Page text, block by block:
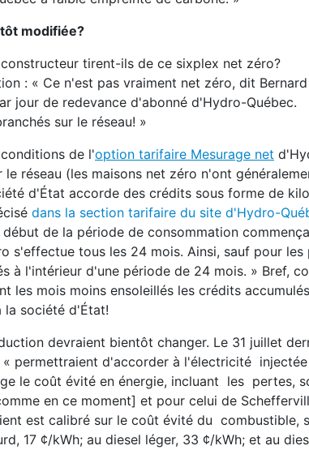
modifiée?
tirent-ils de ce sixplex net zéro?
: « Ce n'est pas vraiment net zéro, dit Bernard
jour de redevance d'abonné d'Hydro-Québec.
sur le réseau! »
de l'option tarifaire Mesurage net
réseau (les maisons net zéro n'ont
d'État accorde des crédits sous forme de
dans la section tarifaire du site d'Hydro-
de la période de consommation
s'effectue tous les 24 mois. Ainsi, sauf pour
à l'intérieur d'une période de 24 mois. » Bref,
les mois moins ensoleillés les crédits
la société d'État!
devraient bientôt changer. Le 31 juillet
« permettraient d'accorder à l'électricité
le coût évité en énergie, incluant les pertes,
en ce moment] et pour celui de
est calibré sur le coût évité du combustible,
17 ¢/kWh; au diesel léger, 33 ¢/kWh; et au